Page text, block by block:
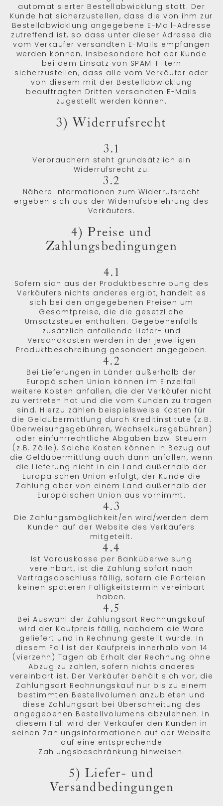
automatisierter Bestellabwicklung statt. Der
Kunde hat sicherzustellen, dass die von ihm zur
Bestellabwicklung angegebene E-Mail-Adresse
zutreffend ist, so dass unter dieser Adresse die
vom Verkäufer versandten E-Mails empfangen
werden können. Insbesondere hat der Kunde
bei dem Einsatz von SPAM-Filtern
sicherzustellen, dass alle vom Verkäufer oder
von diesem mit der Bestellabwicklung
beauftragten Dritten versandten E-Mails
zugestellt werden können.
3) Widerrufsrecht
3.1
Verbrauchern steht grundsätzlich ein
Widerrufsrecht zu.
3.2
Nähere Informationen zum Widerrufsrecht
ergeben sich aus der Widerrufsbelehrung des
Verkäufers.
4) Preise und
Zahlungsbedingungen
4.1
Sofern sich aus der Produktbeschreibung des
Verkäufers nichts anderes ergibt, handelt es
sich bei den angegebenen Preisen um
Gesamtpreise, die die gesetzliche
Umsatzsteuer enthalten. Gegebenenfalls
zusätzlich anfallende Liefer- und
Versandkosten werden in der jeweiligen
Produktbeschreibung gesondert angegeben.
4.2
Bei Lieferungen in Länder außerhalb der
Europäischen Union können im Einzelfall
weitere Kosten anfallen, die der Verkäufer nicht
zu vertreten hat und die vom Kunden zu tragen
sind. Hierzu zählen beispielsweise Kosten für
die Geldübermittlung durch Kreditinstitute (z.B.
Überweisungsgebühren, Wechselkursgebühren)
oder einfuhrrechtliche Abgaben bzw. Steuern
(z.B. Zölle). Solche Kosten können in Bezug auf
die Geldübermittlung auch dann anfallen, wenn
die Lieferung nicht in ein Land außerhalb der
Europäischen Union erfolgt, der Kunde die
Zahlung aber von einem Land außerhalb der
Europäischen Union aus vornimmt.
4.3
Die Zahlungsmöglichkeit/en wird/werden dem
Kunden auf der Website des Verkäufers
mitgeteilt.
4.4
Ist Vorauskasse per Banküberweisung
vereinbart, ist die Zahlung sofort nach
Vertragsabschluss fällig, sofern die Parteien
keinen späteren Fälligkeitstermin vereinbart
haben.
4.5
Bei Auswahl der Zahlungsart Rechnungskauf
wird der Kaufpreis fällig, nachdem die Ware
geliefert und in Rechnung gestellt wurde. In
diesem Fall ist der Kaufpreis innerhalb von 14
(vierzehn) Tagen ab Erhalt der Rechnung ohne
Abzug zu zahlen, sofern nichts anderes
vereinbart ist. Der Verkäufer behält sich vor, die
Zahlungsart Rechnungskauf nur bis zu einem
bestimmten Bestellvolumen anzubieten und
diese Zahlungsart bei Überschreitung des
angegebenen Bestellvolumens abzulehnen. In
diesem Fall wird der Verkäufer den Kunden in
seinen Zahlungsinformationen auf der Website
auf eine entsprechende
Zahlungsbeschränkung hinweisen.
5) Liefer- und
Versandbedingungen